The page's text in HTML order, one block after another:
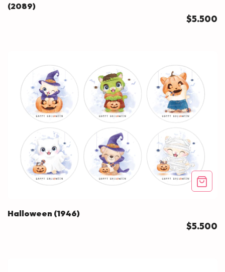
(2089)
$5.500
Halloween (1946)
$5.500